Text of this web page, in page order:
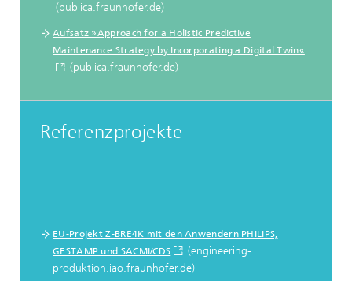
(publica.fraunhofer.de)
Aufsatz »Approach for a Holistic Predictive
Maintenance Strategy by Incorporating a Digital Twin«
(publica.fraunhofer.de)
Referenzprojekte
EU-Projekt Z-BRE4K mit den Anwendern PHILIPS,
GESTAMP und SACMI/CDS
(engineering-
produktion.iao.fraunhofer.de)